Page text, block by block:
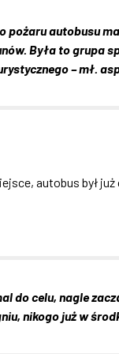
pożaru autobusu
Była to grupa
– mł.
autobus był
do celu, nagle
nikogo już w